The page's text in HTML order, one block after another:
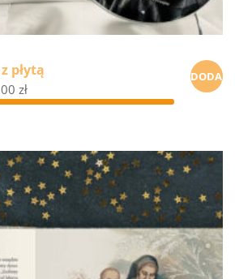
płytą
zł
DODAJ